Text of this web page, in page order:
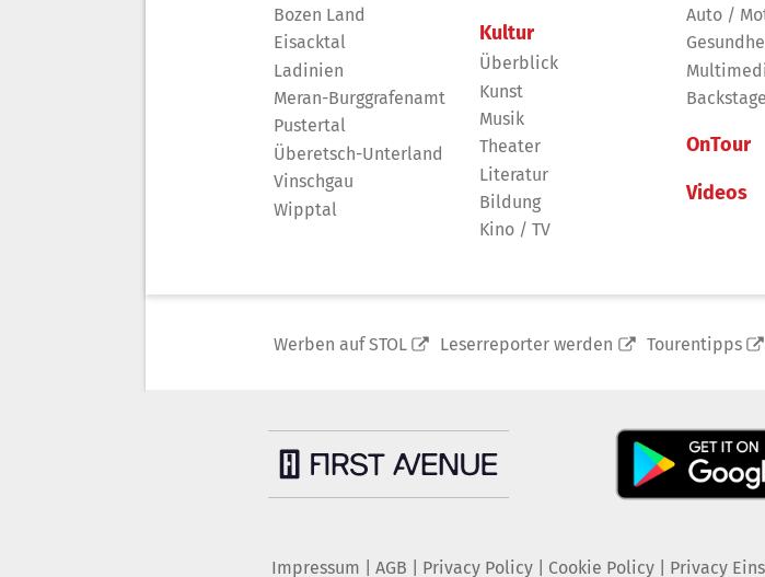
Bozen Land
Eisacktal
Ladinien
Meran-Burggrafenamt
Pustertal
Überetsch-Unterland
Vinschgau
Wipptal
Kultur
Überblick
Kunst
Musik
Theater
Literatur
Bildung
Kino / TV
Auto /
Backstage
OnTour
Videos
Werben auf STOL Leserreporter werden Tourentipps
Impressum AGB Privacy Policy| Cookie Policy| Privacy